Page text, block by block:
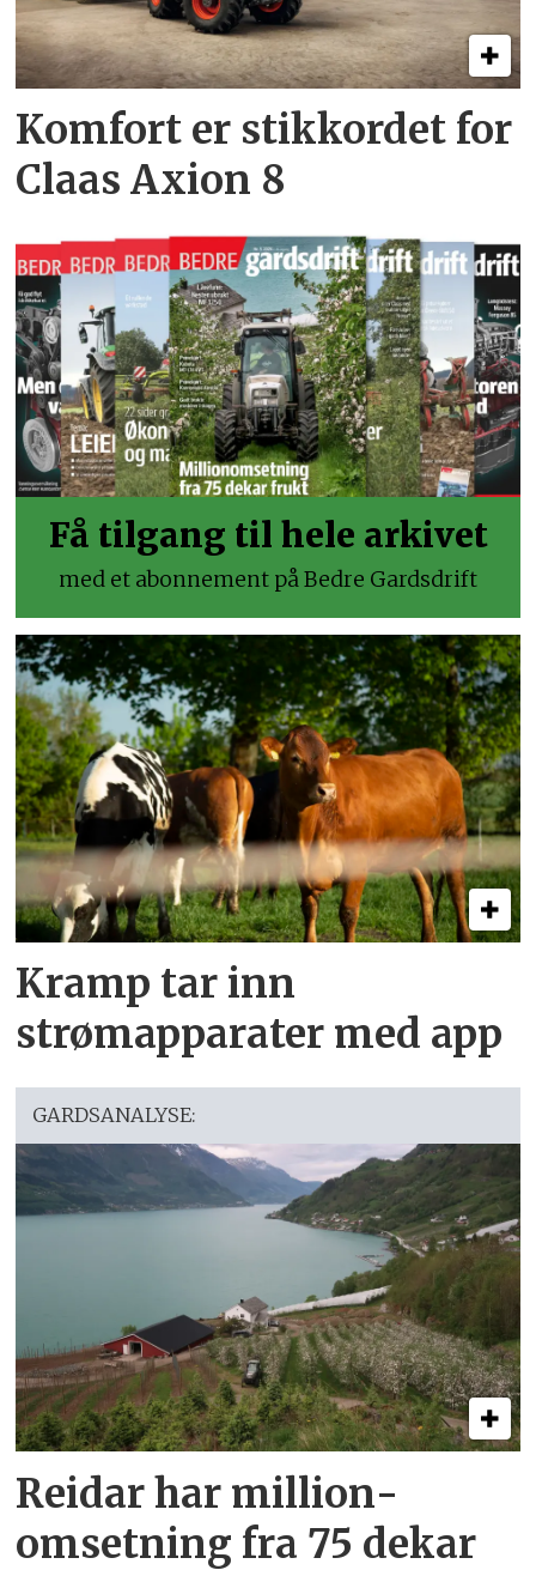
Komfort er stikkordet for
Claas Axion 8
Få tilgang til hele arkivet
med et abonnement på Bedre Gardsdrift
Kramp tar inn
strømapparater med app
GARDSANALYSE:
Reidar har million­
omsetning fra 75 dekar